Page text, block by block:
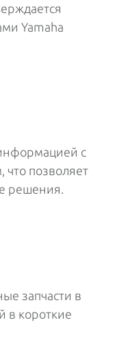
Yamaha
с
позволяет
решения.
запчасти в
в короткие